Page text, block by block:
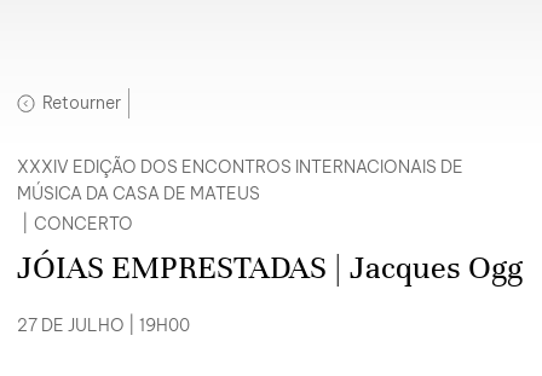
Retourner
XXXIV EDIÇÃO DOS ENCONTROS INTERNACIONAIS DE
MÚSICA DA CASA DE MATEUS
CONCERTO
JÓIAS EMPRESTADAS | Jacques Ogg
27 DE JULHO | 19H00